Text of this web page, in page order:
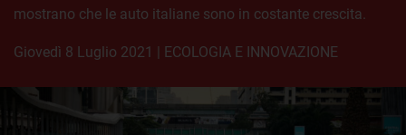
mostrano che le auto italiane sono in costante crescita.
giovedì 8 Luglio 2021 | ECOLOGIA E INNOVAZIONE